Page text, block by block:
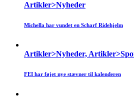
Artikler>Nyheder
Michella har vundet en Scharf Ridehjelm
Artikler>Nyheder,
FEI har føjet nye stævner til kalenderen